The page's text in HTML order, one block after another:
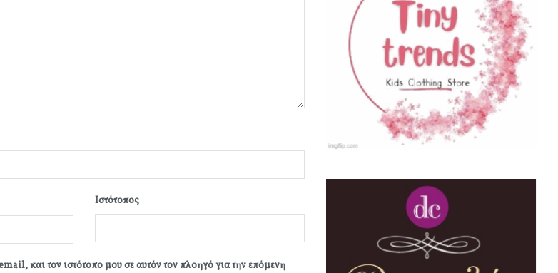
Ιστότοπος
και τον ιστότοπο μου σε αυτόν τον πλοηγό για την επόμενη